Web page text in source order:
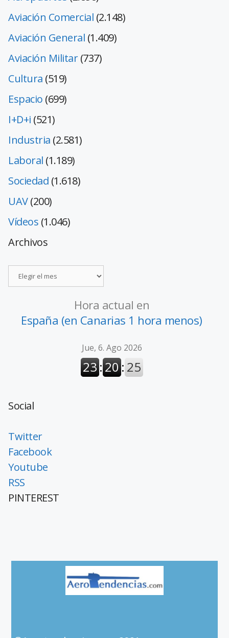
Aviación Comercial (2.148)
Aviación General (1.409)
Aviación Militar(737)
Cultura (519)
Espacio (699)
I+D+i (521)
Industria (2.581)
Laboral (1.189)
Sociedad (1.618)
UAV(200)
Vídeos (1.046)
Archivos
Hora actual en
España (en Canarias 1 hora menos)
Social
Twitter
Facebook
Youtube
RSS
PINTEREST